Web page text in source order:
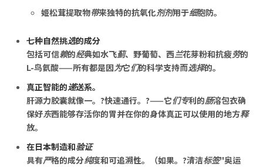
姬松茸提取物带来独特的抗氧化剂剂用于细胞防。
七种自然挑选的成分
包括可信赖的经典如水飞蓟、野葡萄、西兰花芽粉和抗疲劳的
L-鸟氨酸——所有都是因为它们的科学支持而选择的。
真正智能的递送系。
肝源力胶囊就像一。?快速通行。?——它们专利的肠溶包衣确
保好东西能够存活你的胃并在你的身体真正可以使用的地方释
放。
在日本制造和验证
具有严格的成分纯度和可追溯性。（如果。?清洁标签"奥运